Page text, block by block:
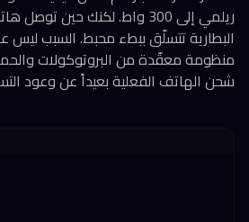
ريلمي إلى 300 واط. لكنك حين
البطارية تتسلّق ببطء محبط. السبب ليس
منظومة معقّدة من البروتوكولات
شحن الهاتف الفعلية بعيداً عن وعود